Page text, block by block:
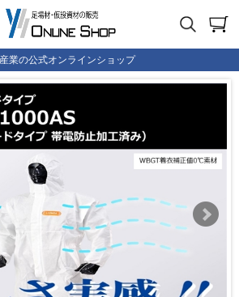
業の公式オンラインショップ